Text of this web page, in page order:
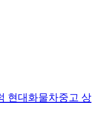
현대화물차중고 상